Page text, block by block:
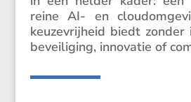
reine AI- en
keuze­vrij­heid biedt
bevei­li­ging, innovatie of